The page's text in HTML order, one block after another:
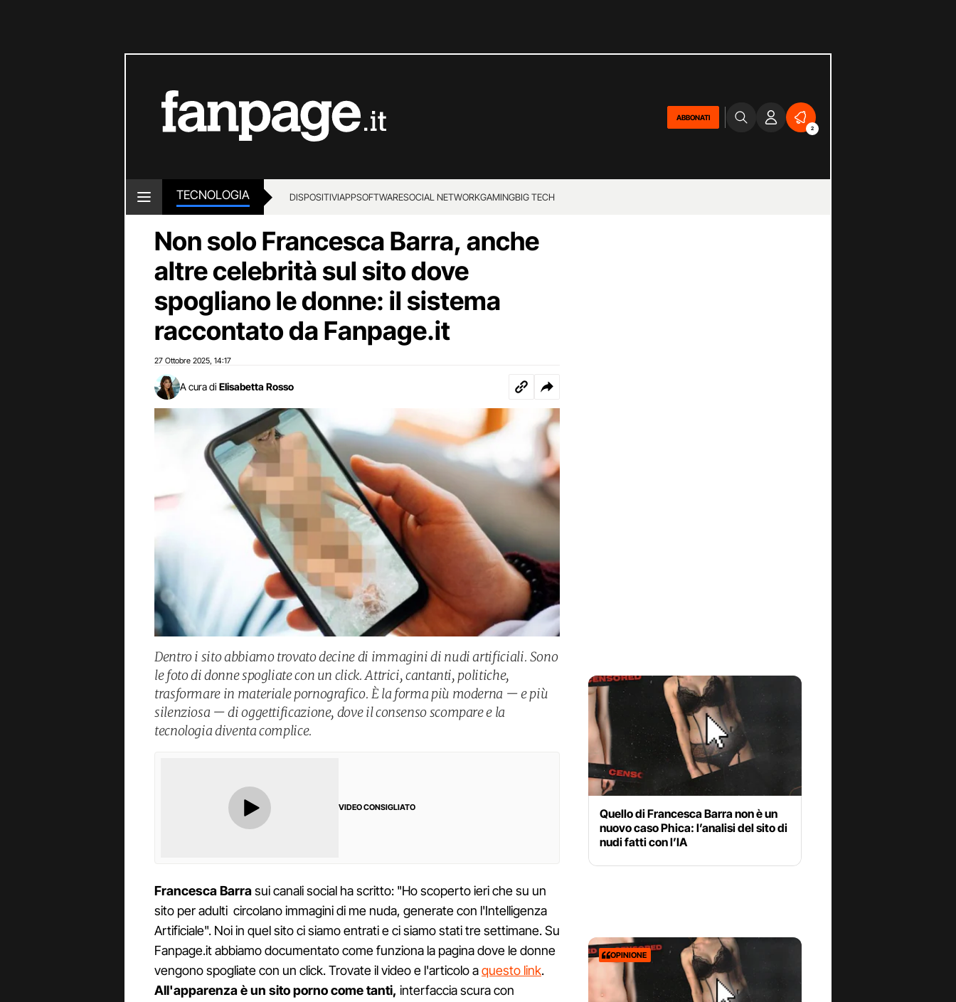
ABBONATI
2
TECNOLOGIA DISPOSITIVIAPPSOFTWARESOCIAL NETWORKGAMINGBIG TECH
Non solo Francesca Barra, anche
altre celebrità sul sito dove
spogliano le donne: il sistema
raccontato da Fanpage.it
27 Ottobre 2025 14:17
A cura di Elisabetta Rosso
Dentro i sito abbiamo trovato decine di immagini di nudi artificiali. Sono
le foto di donne spogliate con un click. Attrici, cantanti, politiche,
trasformare in materiale pornografico. È la forma più moderna — e più
silenziosa — di oggettificazione, dove il consenso scompare e la
tecnologia diventa complice.
VIDEO CONSIGLIATO
Francesca Barrasui canali social ha scritto: "Ho scoperto ieri che su un
sito per adulti circolano immagini di me nuda, generate con l'Intelligenza
Artificiale". Noi in quel sito ci siamo entrati e ci siamo stati tre settimane. Su
Fanpage.it abbiamo documentato come funziona la pagina dove le donne
vengono spogliate con un click. Trovate il video e l'articolo aquesto link.
All'apparenza è un sito porno come tanti, interfaccia scura con
Quello di Francesca Barra non è un
nuovo caso Phica: l’analisi del sito di
nudi fatti con l’IA
OPINIONE